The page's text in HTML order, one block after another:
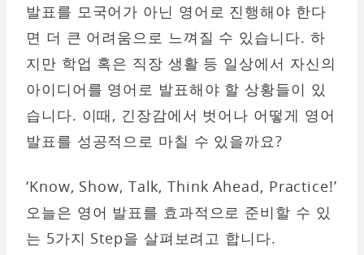
발표를 모국어가 아닌 영어로 진행해야 한다
면 더 큰 어려움으로 느껴질 수 있습니다. 하
지만 학업 혹은 직장 생활 등 일상에서 자신의
아이디어를 영어로 발표해야 할 상황들이 있
습니다. 이때, 긴장감에서 벗어나 어떻게 영어
발표를 성공적으로 마칠 수 있을까요?
‘Know, Show, Talk, Think Ahead, Practice!’
오늘은 영어 발표를 효과적으로 준비할 수 있
는 5가지 Step을 살펴보려고 합니다.